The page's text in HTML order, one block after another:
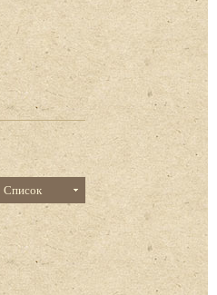
Список